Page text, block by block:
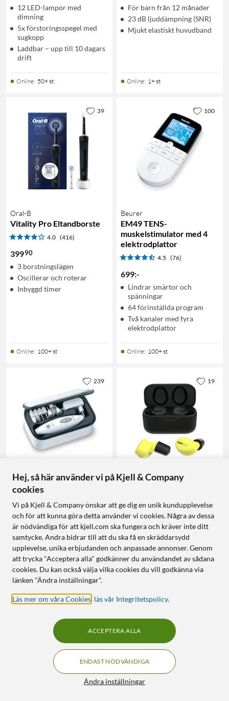
12 LED-lampor med
dimning
5x förstoringsspegel med
sugkopp
Laddbar – upp till 10 dagars
drift
Online: 50+ st
För barn från 12 månader
23 dB ljuddämpning (SNR)
Mjukt elastiskt huvudband
Online: 1+ st
Oral-B
Vitality Pro Eltandborste
4.0 (416)
39990
3 borstningslägen
Oscillerar och roterar
Inbyggd timer
Online: 100+ st
39
Beurer
EM49 TENS-
muskelstimulator med 4
elektrodplattor
4.5 (76)
699:-
Lindrar smärtor och
spänningar
64 förinställda program
Två kanaler med fyra
elektrodplattor
Online: 100+ st
100
Beurer
Manikyr- och pedikyrset
4.5 (177)
549:-
7 sliphuvuden
Online: 100+ st
239
Isotunes
med Bluetooth
3.5 (14)
2 199:-
Brusreducerande
mikrofoner
EN352-certifierade
Online: 50+ st
19
10
Hej, så här använder vi på Kjell & Company
cookies
Vi på Kjell & Company önskar att ge dig en unik kundupplevelse
och för att kunna göra detta använder vi cookies. Några av dessa
är nödvändiga för att kjell.com ska fungera och kräver inte ditt
samtycke. Andra bidrar till att du ska få en skräddarsydd
upplevelse, unika erbjudanden och anpassade annonser. Genom
att trycka "Acceptera alla" godkänner du användandet av sådana
cookies. Du kan också välja vilka cookies du vill godkänna via
länken "Ändra inställningar".
Läs mer om våra Cookies läs vår Integritetspolicy.
Ändra inställningar
ENDAST NÖDVÄNDIGA
ACCEPTERA ALLA